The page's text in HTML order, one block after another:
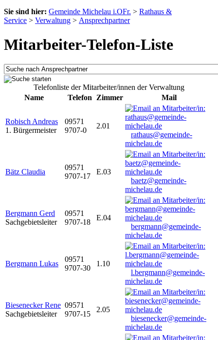
Sie sind hier: Gemeinde Michelau i.OFr. > Rathaus &
Service > Verwaltung > Ansprechpartner
Mitarbeiter-Telefon-Liste
Telefonliste der Mitarbeiter/innen der Verwaltung
Name
Telefon Zimmer Mail
Robisch Andreas
1. Bürgermeister
09571
9707-0
2.01
rathaus@gemeinde-
michelau.de
Bätz Claudia
09571
9707-17
E.03
baetz@gemeinde-
michelau.de
Bergmann Gerd
Sachgebietsleiter
09571
9707-18
E.04
bergmann@gemeinde-
michelau.de
Bergmann Lukas
09571
9707-30
1.10
l.bergmann@gemeinde-
michelau.de
Biesenecker Rene
Sachgebietsleiter
09571
9707-15
2.05
biesenecker@gemeinde-
michelau.de